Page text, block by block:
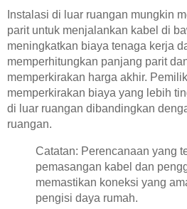
Instalasi di luar ruangan mungkin
parit untuk menjalankan kabel di
meningkatkan biaya tenaga kerja
memperhitungkan panjang parit
memperkirakan harga akhir.
memperkirakan biaya yang lebih
di luar ruangan dibandingkan
ruangan.
Catatan: Perencanaan yang
pemasangan kabel dan
memastikan koneksi yang
pengisi daya rumah.